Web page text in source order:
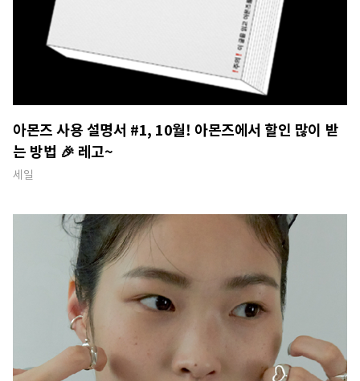
아몬즈 사용 설명서 #1, 10월! 아몬즈에서 할인 많이 받
는 방법 🎉 레고~
세일